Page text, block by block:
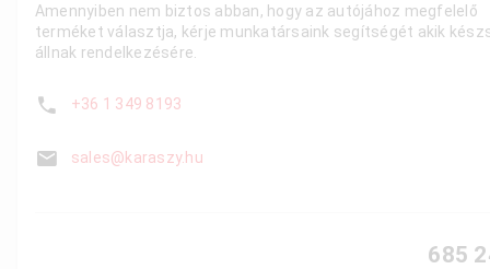
Amennyiben nem biztos abban, hogy az autójához megfelelő
terméket választja, kérje munkatársaink segítségét akik
állnak rendelkezésére.
+36 1 349 8193
sales@karaszy.hu
685